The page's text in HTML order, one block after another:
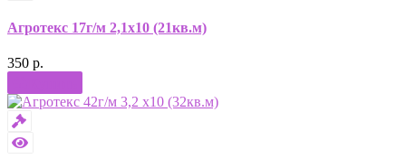
Агротекс 17г/м 2,1х10 (21кв.м)
350 р.